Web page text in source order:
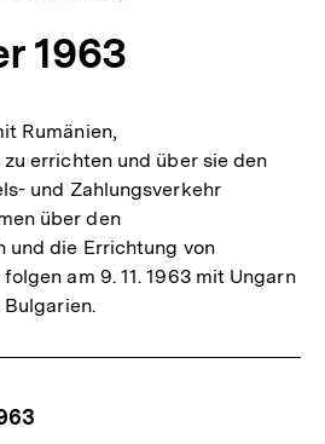
1963
Rumänien,
errichten und über sie den
und Zahlungsverkehr
über den
und die Errichtung von
am 9. 11. 1963 mit Ungarn
Bulgarien.